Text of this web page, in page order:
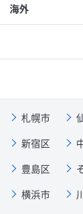
海外
札幌市
新宿区
豊島区
横浜市